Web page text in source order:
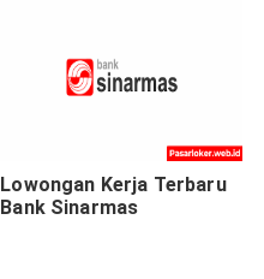
Lowongan Kerja Terbaru
Bank Sinarmas